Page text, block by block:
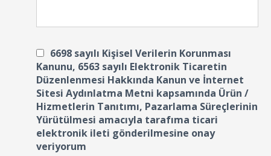
6698 sayılı Kişisel Verilerin Korunması
Kanunu, 6563 sayılı Elektronik Ticaretin
Düzenlenmesi Hakkında Kanun ve İnternet
Sitesi Aydınlatma Metni kapsamında Ürün /
Hizmetlerin Tanıtımı, Pazarlama Süreçlerinin
Yürütülmesi amacıyla tarafıma ticari
elektronik ileti gönderilmesine onay
veriyorum